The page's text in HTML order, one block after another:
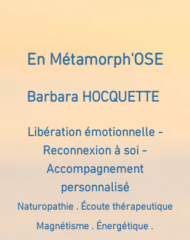
En Métamorph'OSE
Barbara HOCQUETTE
Libération émotionnelle -
Reconnexion à soi -
Accompagnement
personnalisé
Naturopathie . Écoute thérapeutique
Magnétisme . Énergétique .